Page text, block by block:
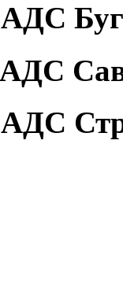
АДС
АДС
АДС